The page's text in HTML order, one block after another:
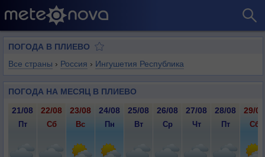
ПОГОДА В ПЛИЕВО
Все страны › Россия › Ингушетия Республика
ПОГОДА НА МЕСЯЦ В ПЛИЕВО
21/08 22/08 23/08 24/08 25/08 26/08 27/08 28/08 29/08
Пт Сб Вс Пн Вт Ср Чт Пт Сб